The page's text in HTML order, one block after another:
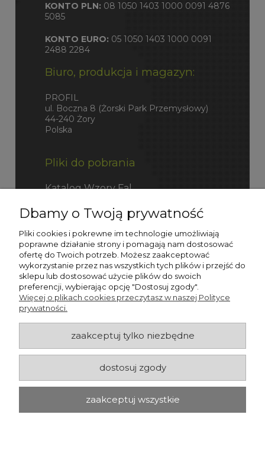
KONTO PLN: 08 1050 1403 1000 0091 4876
5085
KONTO EURO: 05 1050 1403 1000 0091
2488 2284
Biuro, produkcja i magazyn:
PROFIL
ul. Boczna 8 (Żorski Park Przemysłowy)
44-240 Żory
Polska
Pliki do pobrania
Katalog Wzory Fal
Katalog Fefco
Dbamy o Twoją prywatność
Pliki cookies i pokrewne im technologie umożliwiają
poprawne działanie strony i pomagają nam dostosować
ofertę do Twoich potrzeb. Możesz zaakceptować
wykorzystanie przez nas wszystkich tych plików i przejść do
sklepu lub dostosować użycie plików do swoich
preferencji, wybierając opcję "Dostosuj zgody".
Więcej o plikach cookies przeczytasz w naszej Polityce
prywatności.
zaakceptuj tylko niezbędne
dostosuj zgody
zaakceptuj wszystkie